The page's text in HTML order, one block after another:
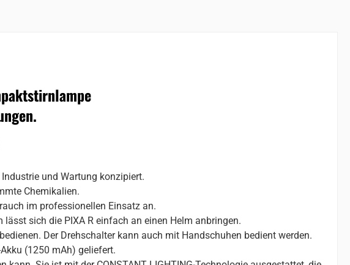
und Wartung konzipiert.
Chemikalien.
im professionellen Einsatz an.
sich die PIXA R einfach an einen Helm anbringen.
Der Drehschalter kann auch mit Handschuhen bedient werden.
(1250 mAh) geliefert.